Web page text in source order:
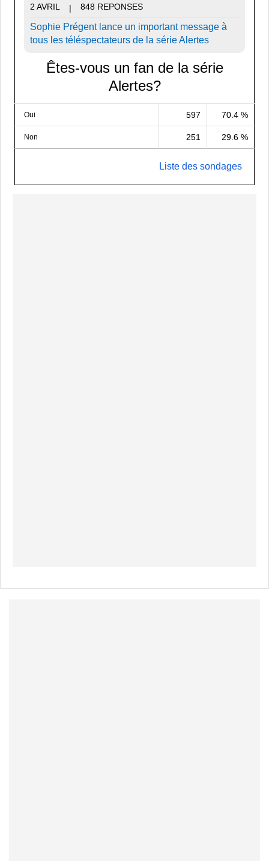
2 AVRIL | 848 REPONSES
Sophie Prégent lance un important message à
tous les téléspectateurs de la série Alertes
Êtes-vous un fan de la série
Alertes?
Oui 597 70.4 %
Non 251 29.6 %
Liste des sondages